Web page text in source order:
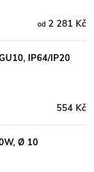
od2 281 Kč
IP64/IP20
554 Kč
Ø 10